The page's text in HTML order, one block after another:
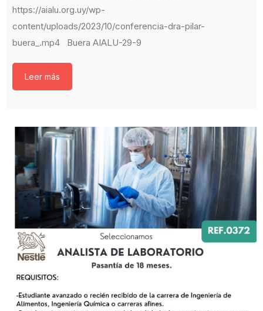
https://aialu.org.uy/wp-
content/uploads/2023/10/conferencia-dra-pilar-
buera_.mp4 Buera AIALU-29-9
Leer más